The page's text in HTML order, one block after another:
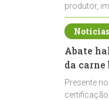
produtor,
de leite cru
Abate
da
Presente